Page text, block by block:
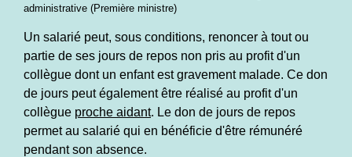
administrative (Première ministre)
Un salarié peut, sous conditions, renoncer à tout ou
partie de ses jours de repos non pris au profit d'un
collègue dont un enfant est gravement malade. Ce don
de jours peut également être réalisé au profit d'un
collègue proche aidant. Le don de jours de repos
permet au salarié qui en bénéficie d'être rémunéré
pendant son absence.